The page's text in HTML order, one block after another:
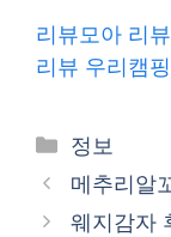
리뷰모아 리
리뷰 우리캠핑
Categories
정보
메추리알
웨지감자